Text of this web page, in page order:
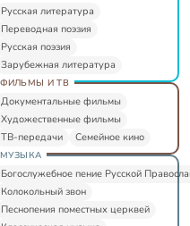
Русская литература
Переводная поэзия
Русская поэзия
Зарубежная литература
ФИЛЬМЫ И ТВ
Документальные фильмы
Художественные фильмы
ТВ-передачи
Семейное кино
МУЗЫКА
Богослужебное пение Русской
Колокольный звон
Песнопения поместных церквей